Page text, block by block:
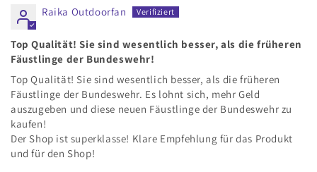
Raika Outdoorfan
Top Qualität! Sie sind wesentlich besser, als die früheren
Fäustlinge der Bundeswehr!
Top Qualität! Sie sind wesentlich besser, als die früheren
Fäustlinge der Bundeswehr. Es lohnt sich, mehr Geld
auszugeben und diese neuen Fäustlinge der Bundeswehr zu
kaufen!
Der Shop ist superklasse! Klare Empfehlung für das Produkt
und für den Shop!